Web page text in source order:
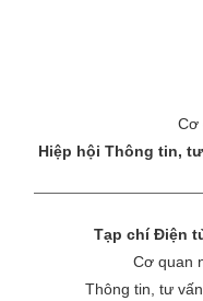
Cơ
Hiệp hội Thông tin,
Tạp chí Điện
Cơ quan
Thông tin, tư